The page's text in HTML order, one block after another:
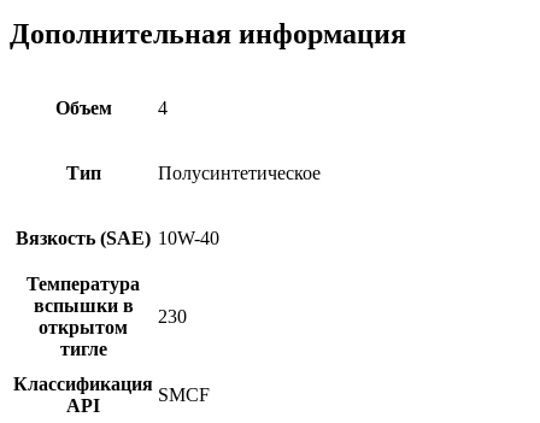
Дополнительная информация
Объем 4
Тип Полусинтетическое
Вязкость (SAE) 10W-40
Температура
вспышки в
открытом
тигле
230
Классификация
API
SMCF